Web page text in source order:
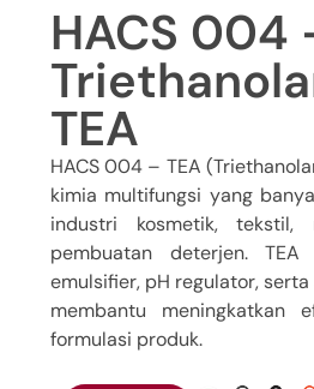
HACS 004
TEA
HACS 004 – TEA
kimia multifungsi yang
industri kosmetik, tekstil,
pembuatan deterjen. TEA
emulsifier, pH regulator,
membantu meningkatkan
formulasi produk.